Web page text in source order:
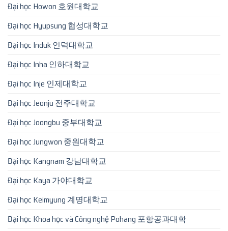
Đại học Howon 호원대학교
Đại học Hyupsung 협성대학교
Đại học Induk 인덕대학교
Đại học Inha 인하대학교
Đại học Inje 인제대학교
Đại học Jeonju 전주대학교
Đại học Joongbu 중부대학교
Đại học Jungwon 중원대학교
Đại học Kangnam 강남대학교
Đại học Kaya 가야대학교
Đại học Keimyung 계명대학교
Đại học Khoa học và Công nghệ Pohang 포항공과대학